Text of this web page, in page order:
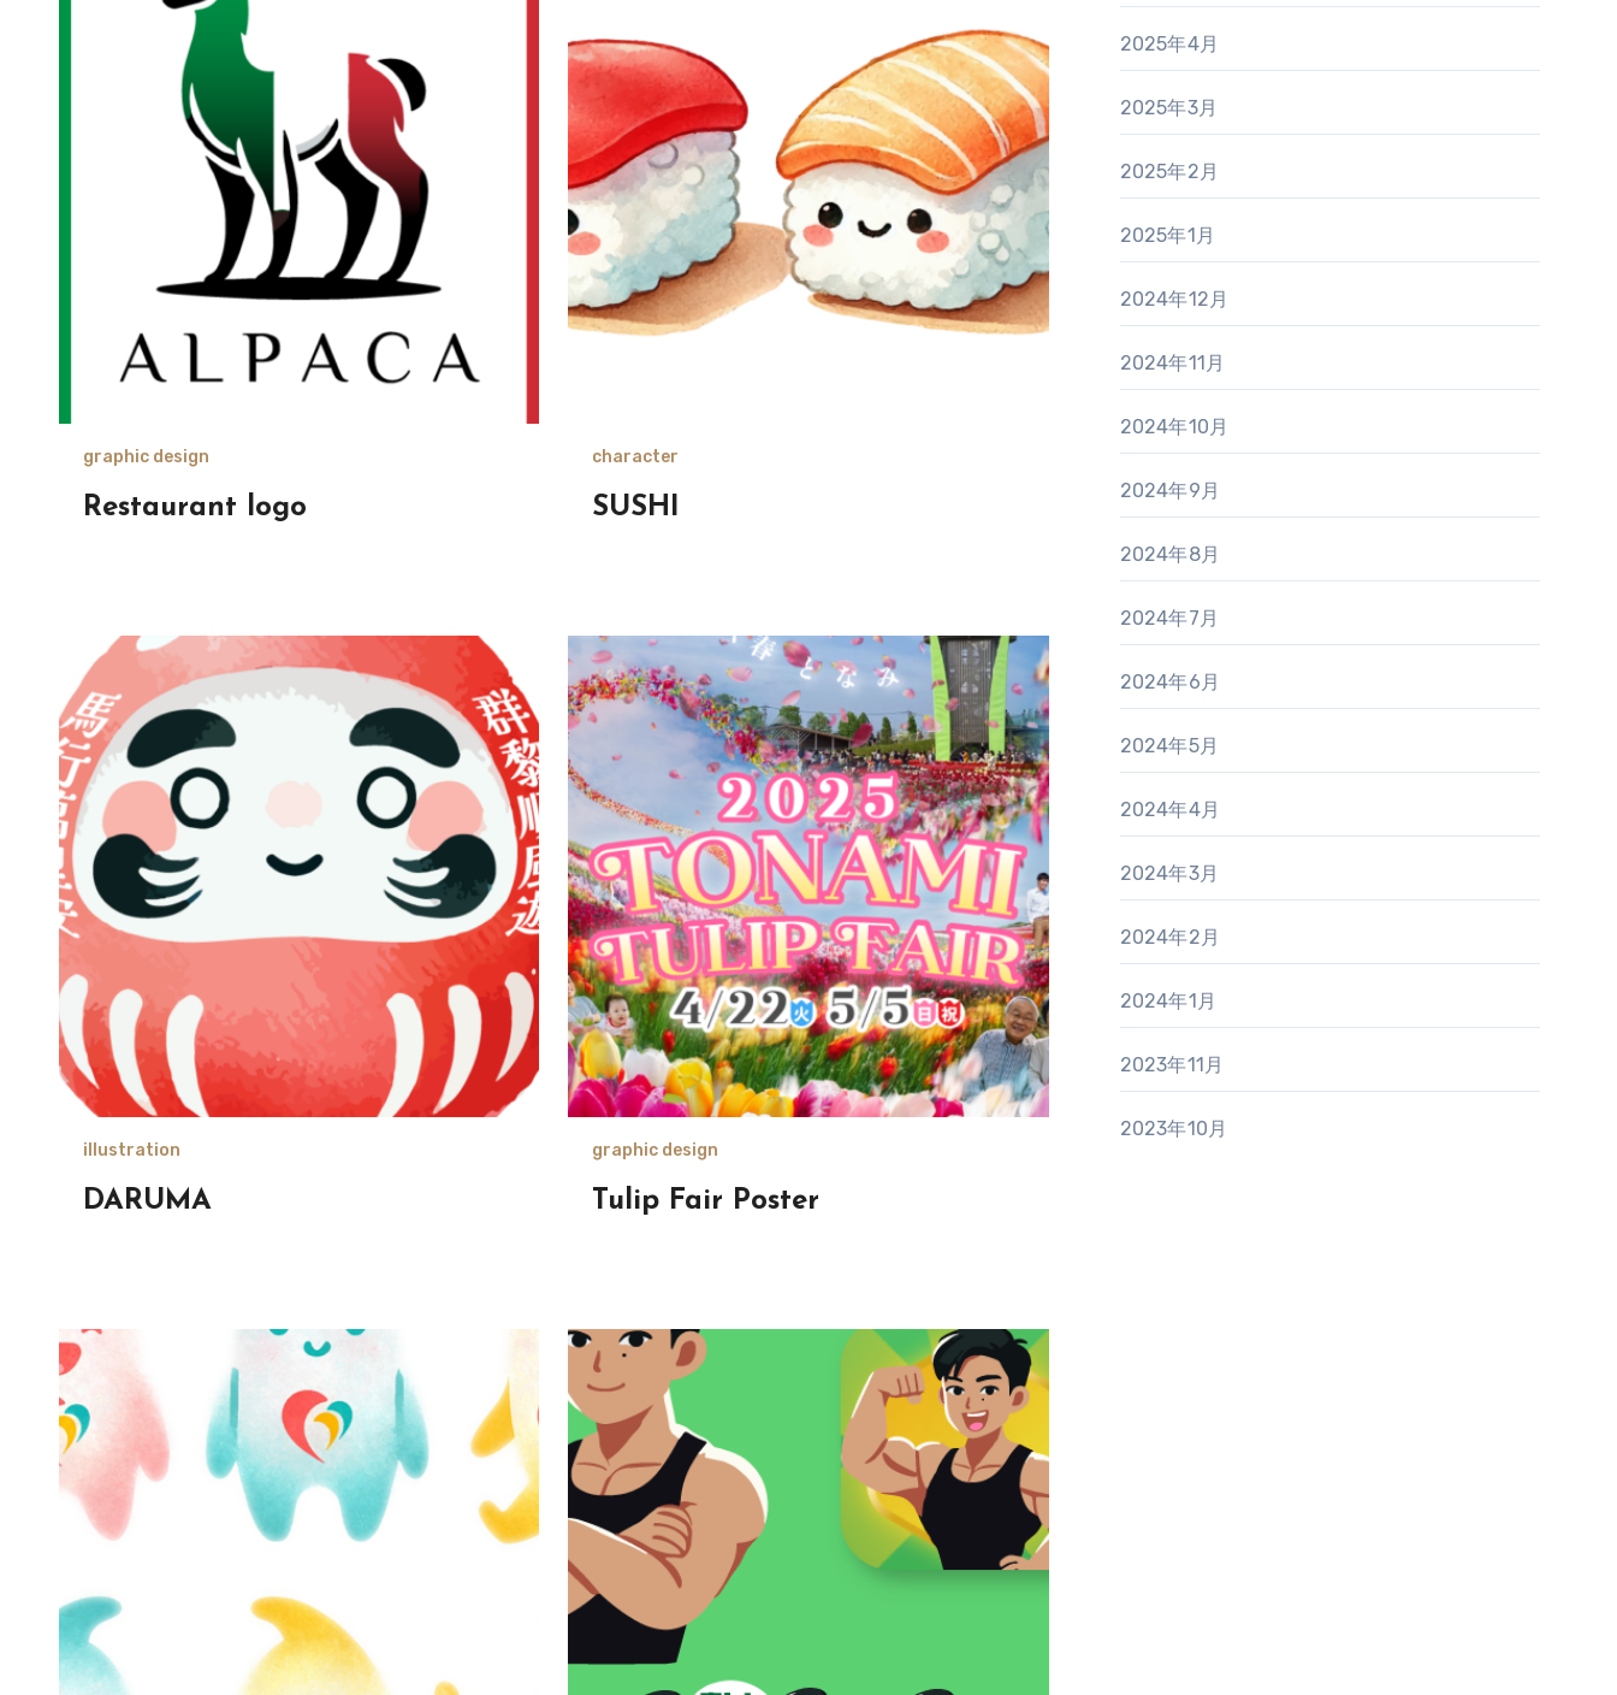
graphic design
Restaurant logo
character
SUSHI
illustration
DARUMA
graphic design
Tulip Fair Poster
2025年4月
2025年3月
2025年2月
2025年1月
2024年12月
2024年11月
2024年10月
2024年9月
2024年8月
2024年7月
2024年6月
2024年5月
2024年4月
2024年3月
2024年2月
2024年1月
2023年11月
2023年10月